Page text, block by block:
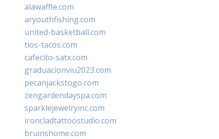
alawaffle.com
aryouthfishing.com
united-basketball.com
tios-tacos.com
cafecito-satx.com
graduacionviu2023.com
pecanjackstogo.com
zengardendayspa.com
sparklejewelryinc.com
ironcladtattoostudio.com
bruinshome.com